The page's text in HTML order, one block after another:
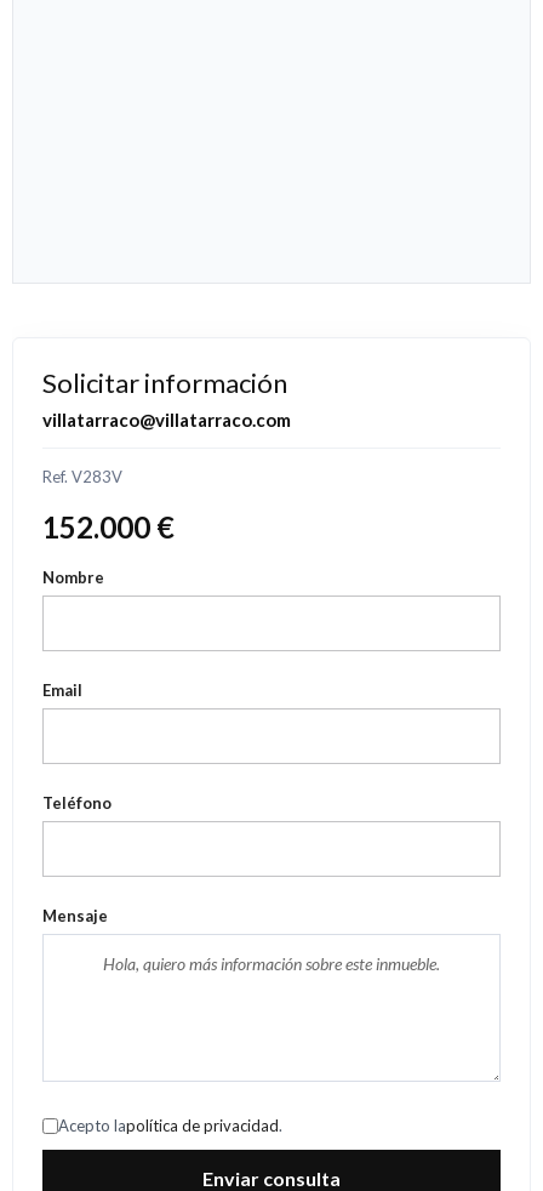
Solicitar información
villatarraco@villatarraco.com
Ref. V283V
152.000 €
Nombre
Email
Teléfono
Mensaje
Acepto lapolítica de privacidad.
Enviar consulta